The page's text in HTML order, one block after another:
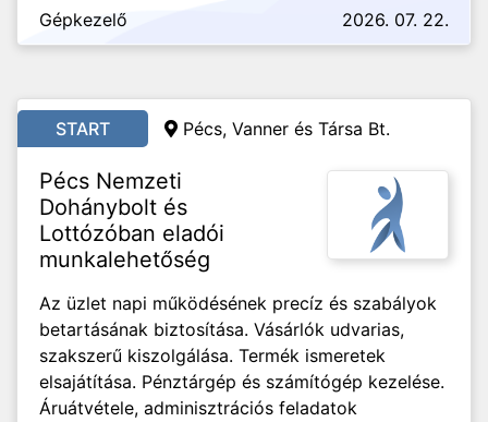
Gépkezelő 2026. 07. 22.
START Pécs, Vanner és Társa Bt.
Pécs Nemzeti
Dohánybolt és
Lottózóban eladói
munkalehetőség
Az üzlet napi működésének precíz és szabályok
betartásának biztosítása. Vásárlók udvarias,
szakszerű kiszolgálása. Termék ismeretek
elsajátítása. Pénztárgép és számítógép kezelése.
Áruátvétele, adminisztrációs feladatok